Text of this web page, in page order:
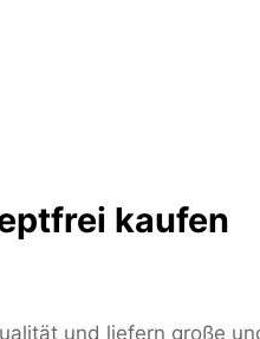
kaufen
und liefern große